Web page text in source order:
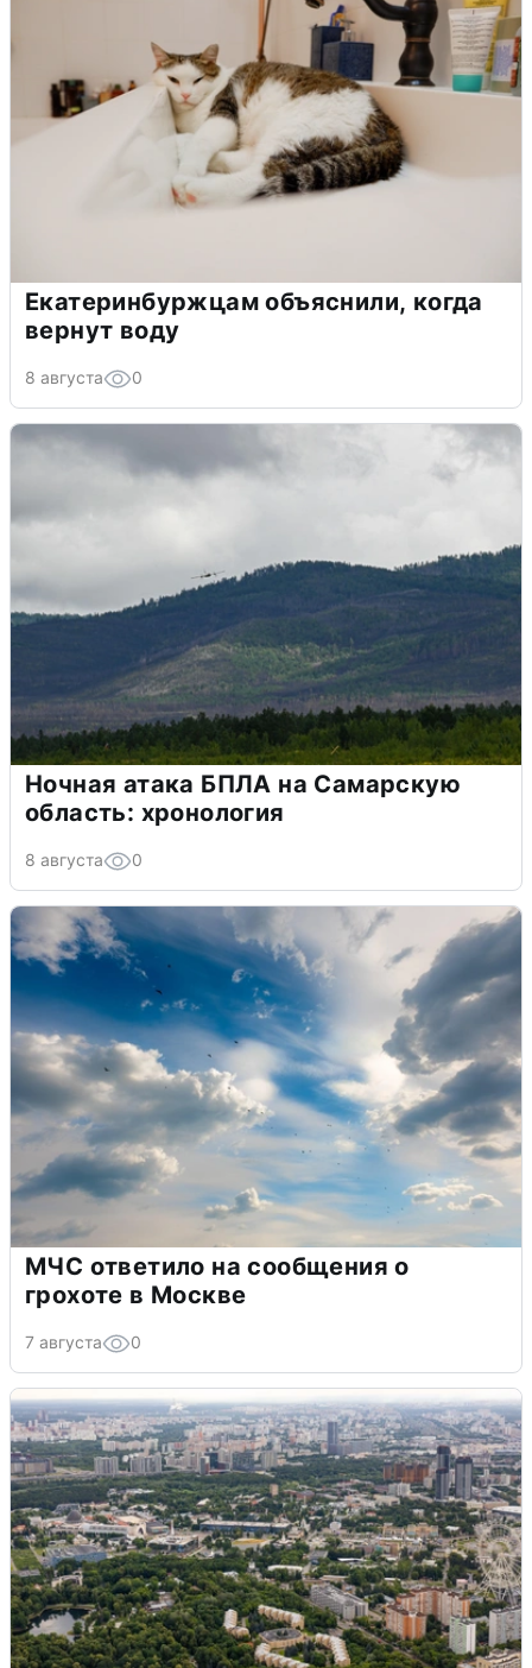
Екатеринбуржцам объяснили, когда
вернут воду
8 августа 0
Ночная атака БПЛА на Самарскую
область: хронология
8 августа 0
МЧС ответило на сообщения о
грохоте в Москве
7 августа 0